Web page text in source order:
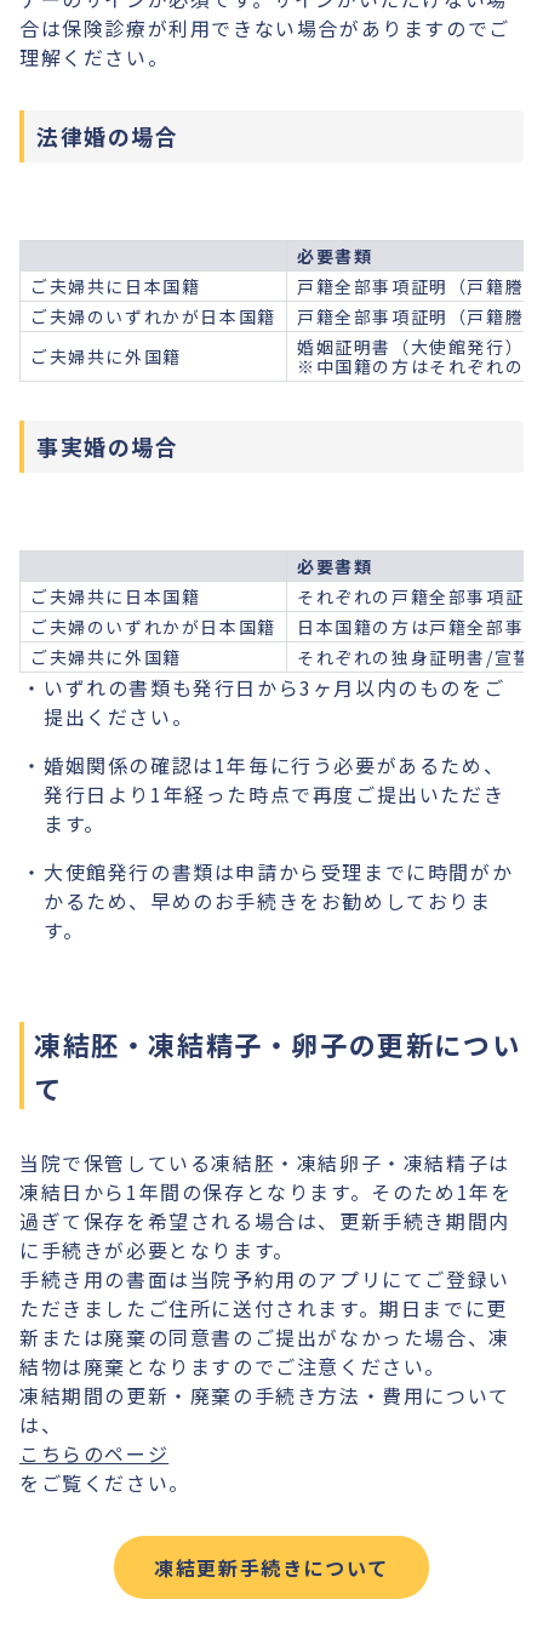
合は保険診療が利用できない場合がありますのでご
理解ください。
法律婚の場合
必要書類
ご夫婦共に日本国籍
戸籍全部事項証明（戸籍謄
ご夫婦のいずれかが日本国籍
戸籍全部事項証明（戸籍謄
ご夫婦共に外国籍
婚姻証明書（大使館発行）
※中国籍の方はそれぞれの
事実婚の場合
必要書類
ご夫婦共に日本国籍
それぞれの戸籍全部事項証
ご夫婦のいずれかが日本国籍
日本国籍の方は戸籍全部事
ご夫婦共に外国籍
それぞれの独身証明書/宣誓
いずれの書類も発行日から3ヶ月以内のものをご
提出ください。
婚姻関係の確認は1年毎に行う必要があるため、
発行日より1年経った時点で再度ご提出いただき
ます。
大使館発行の書類は申請から受理までに時間がか
かるため、早めのお手続きをお勧めしておりま
す。
凍結胚・凍結精子・卵子の更新につい
て
当院で保管している凍結胚・凍結卵子・凍結精子は
凍結日から1年間の保存となります。そのため1年を
過ぎて保存を希望される場合は、更新手続き期間内
に手続きが必要となります。
手続き用の書面は当院予約用のアプリにてご登録い
ただきましたご住所に送付されます。期日までに更
新または廃棄の同意書のご提出がなかった場合、凍
結物は廃棄となりますのでご注意ください。
凍結期間の更新・廃棄の手続き方法・費用について
は、
こちらのページ
をご覧ください。
凍結更新手続きについて